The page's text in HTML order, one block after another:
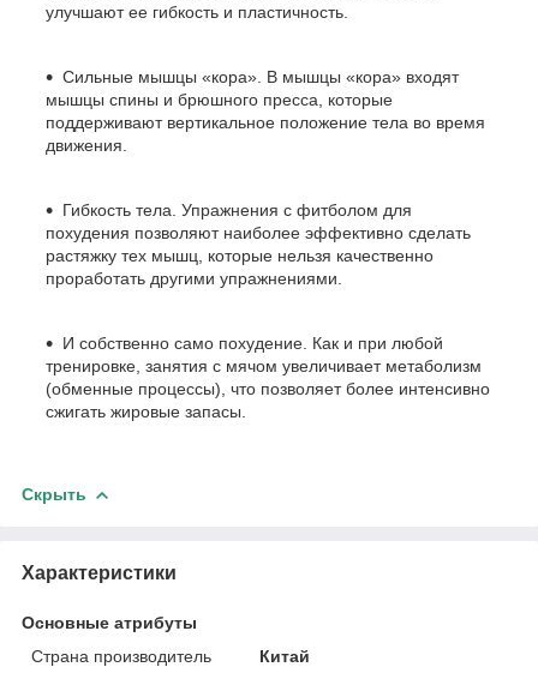
улучшают ее гибкость и пластичность.
Сильные мышцы «кора». В мышцы «кора» входят
мышцы спины и брюшного пресса, которые
поддерживают вертикальное положение тела во время
движения.
Гибкость тела. Упражнения с фитболом для
похудения позволяют наиболее эффективно сделать
растяжку тех мышц, которые нельзя качественно
проработать другими упражнениями.
И собственно само похудение. Как и при любой
тренировке, занятия с мячом увеличивает метаболизм
(обменные процессы), что позволяет более интенсивно
сжигать жировые запасы.
Скрыть
Характеристики
Основные атрибуты
Страна производитель
Китай